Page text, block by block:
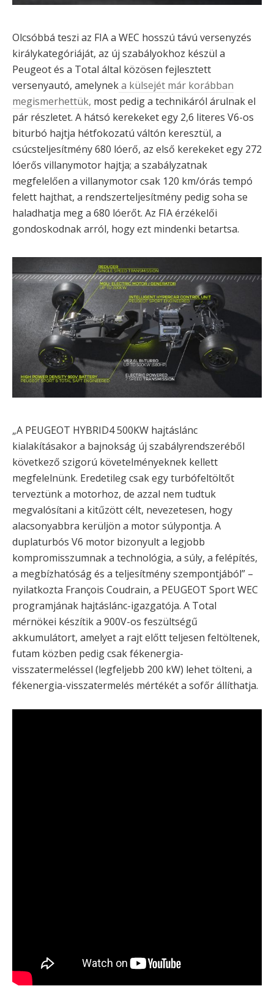
Olcsóbbá teszi az FIA a WEC hosszú távú versenyzés
királykategóriáját, az új szabályokhoz készül a
Peugeot és a Total által közösen fejlesztett
versenyautó, amelyneka külsejét már korábban
megismerhettük, most pedig a technikáról árulnak el
pár részletet. A hátsó kerekeket egy 2,6 literes V6-os
biturbó hajtja hétfokozatú váltón keresztül, a
csúcsteljesítmény 680 lóerő, az első kerekeket egy 272
lóerős villanymotor hajtja; a szabályzatnak
megfelelően a villanymotor csak 120 km/órás tempó
felett hajthat, a rendszerteljesítmény pedig soha se
haladhatja meg a 680 lóerőt. Az FIA érzékelői
gondoskodnak arról, hogy ezt mindenki betartsa.
„A PEUGEOT HYBRID4 500KW hajtáslánc
kialakításakor a bajnokság új szabályrendszeréből
következő szigorú követelményeknek kellett
megfelelnünk. Eredetileg csak egy turbófeltöltőt
terveztünk a motorhoz, de azzal nem tudtuk
megvalósítani a kitűzött célt, nevezetesen, hogy
alacsonyabbra kerüljön a motor súlypontja. A
duplaturbós V6 motor bizonyult a legjobb
kompromisszumnak a technológia, a súly, a felépítés,
a megbízhatóság és a teljesítmény szempontjából” –
nyilatkozta François Coudrain, a PEUGEOT Sport WEC
programjának hajtáslánc-igazgatója. A Total
mérnökei készítik a 900V-os feszültségű
akkumulátort, amelyet a rajt előtt teljesen feltöltenek,
futam közben pedig csak fékenergia-
visszatermeléssel (legfeljebb 200 kW) lehet tölteni, a
fékenergia-visszatermelés mértékét a sofőr állíthatja.